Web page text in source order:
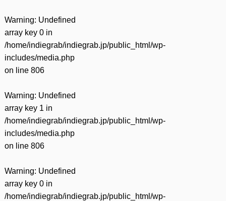
Warning: Undefined
array key 0 in
/home/indiegrab/indiegrab.jp/public_html/wp-
includes/media.php
on line 806
Warning: Undefined
array key 1 in
/home/indiegrab/indiegrab.jp/public_html/wp-
includes/media.php
on line 806
Warning: Undefined
array key 0 in
/home/indiegrab/indiegrab.jp/public_html/wp-